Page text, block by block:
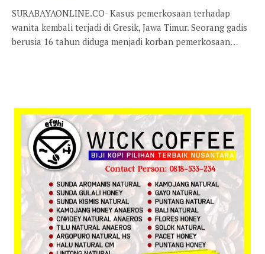
SURABAYAONLINE.CO- Kasus pemerkosaan terhadap
wanita kembali terjadi di Gresik, Jawa Timur. Seorang gadis
berusia 16 tahun diduga menjadi korban pemerkosaan…